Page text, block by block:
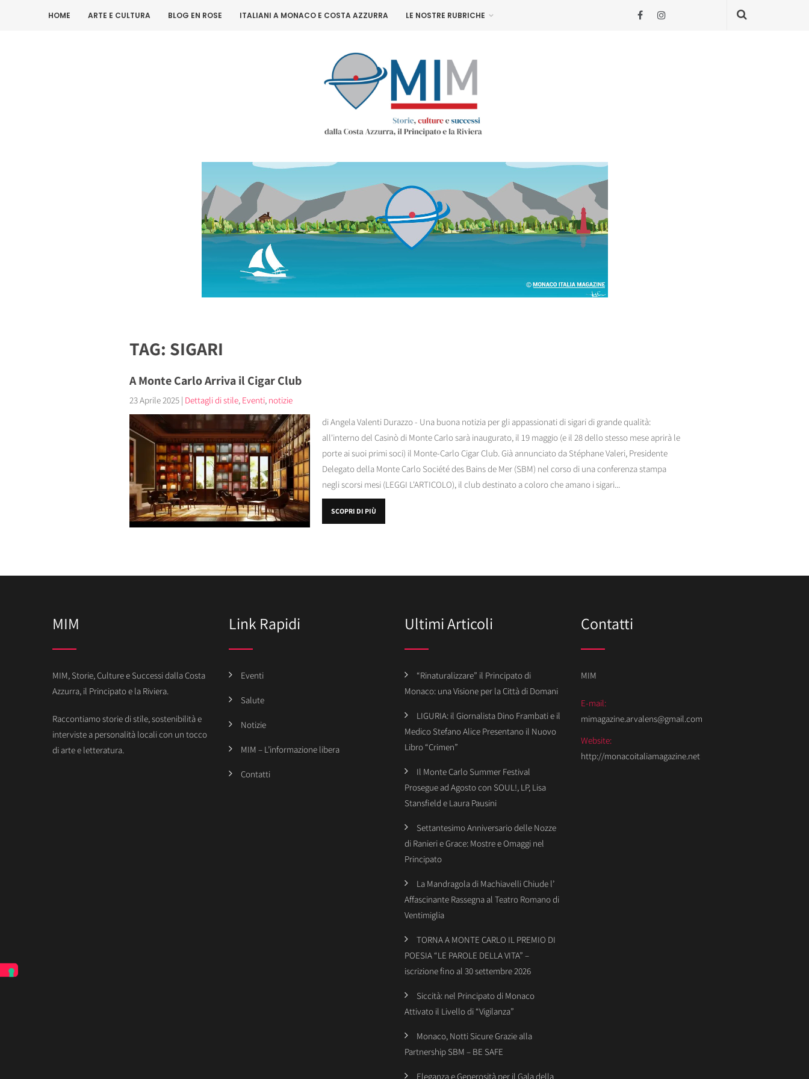
HOME ARTE E CULTURA BLOG EN ROSE ITALIANI A MONACO E COSTA AZZURRA LE NOSTRE RUBRICHE
TAG: SIGARI
A Monte Carlo Arriva il Cigar Club
23 Aprile 2025 | Dettagli di stile, Eventi, notizie
di Angela Valenti Durazzo - Una buona notizia per gli appassionati di sigari di grande qualità:
all'interno del Casinò di Monte Carlo sarà inaugurato, il 19 maggio (e il 28 dello stesso mese aprirà le
porte ai suoi primi soci) il Monte-Carlo Cigar Club. Già annunciato da Stéphane Valeri, Presidente
Delegato della Monte Carlo Société des Bains de Mer (SBM) nel corso di una conferenza stampa
negli scorsi mesi (LEGGI L'ARTICOLO), il club destinato a coloro che amano i sigari...
SCOPRI DI PIÙ
MIM
MIM, Storie, Culture e Successi dalla Costa
Azzurra, il Principato e la Riviera.
Raccontiamo storie di stile, sostenibilità e
interviste a personalità locali con un tocco
di arte e letteratura.
Link Rapidi
Eventi
Salute
Notizie
MIM – L’informazione libera
Contatti
Ultimi Articoli
“Rinaturalizzare” il Principato di
Monaco: una Visione per la Città di Domani
LIGURIA: il Giornalista Dino Frambati e il
Medico Stefano Alice Presentano il Nuovo
Libro “Crimen”
Il Monte Carlo Summer Festival
Prosegue ad Agosto con SOUL!, LP, Lisa
Stansfield e Laura Pausini
Settantesimo Anniversario delle Nozze
di Ranieri e Grace: Mostre e Omaggi nel
Principato
La Mandragola di Machiavelli Chiude l’
Affascinante Rassegna al Teatro Romano di
Ventimiglia
TORNA A MONTE CARLO IL PREMIO DI
POESIA “LE PAROLE DELLA VITA” –
iscrizione fino al 30 settembre 2026
Siccità: nel Principato di Monaco
Attivato il Livello di “Vigilanza”
Monaco, Notti Sicure Grazie alla
Partnership SBM – BE SAFE
Eleganza e Generosità per il Gala della
Contatti
MIM
E-mail:
mimagazine.arvalens@gmail.com
Website:
http://monacoitaliamagazine.net